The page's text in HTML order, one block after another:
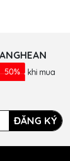
50% khi mua
ĐĂNG KÝ